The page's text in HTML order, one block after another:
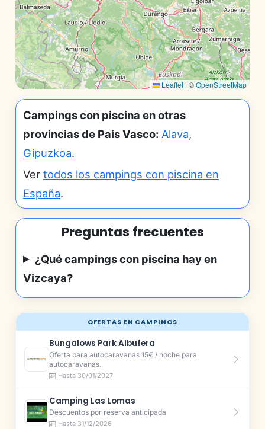
OFERTAS EN CAMPINGS
Bungalows Park Albufera
Oferta para autocaravanas 15€ / noche para
autocaravanas.
Hasta 30/01/2027
Camping Las Lomas
Descuentos por reserva anticipada
Hasta 31/12/2026
Leaflet | ©OpenStreetMap
Campings con piscina en otras
provincias de Pais Vasco: Alava,
Gipuzkoa.
Ver todos los campings con piscina en
España.
Preguntas frecuentes
¿Qué campings con piscina hay en
Vizcaya?